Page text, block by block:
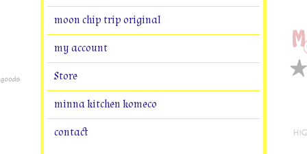
moon chip trip original
my account
Store
minna kitchen komeco
contact